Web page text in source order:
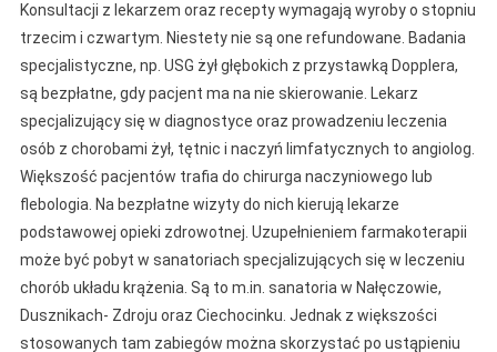
Konsultacji z lekarzem oraz recepty wymagają wyroby o stopniu
trzecim i czwartym. Niestety nie są one refundowane. Badania
specjalistyczne, np. USG żył głębokich z przystawką Dopplera,
są bezpłatne, gdy pacjent ma na nie skierowanie. Lekarz
specjalizujący się w diagnostyce oraz prowadzeniu leczenia
osób z chorobami żył, tętnic i naczyń limfatycznych to angiolog.
Większość pacjentów trafia do chirurga naczyniowego lub
flebologia. Na bezpłatne wizyty do nich kierują lekarze
podstawowej opieki zdrowotnej. Uzupełnieniem farmakoterapii
może być pobyt w sanatoriach specjalizujących się w leczeniu
chorób układu krążenia. Są to m.in. sanatoria w Nałęczowie,
Dusznikach- Zdroju oraz Ciechocinku. Jednak z większości
stosowanych tam zabiegów można skorzystać po ustąpieniu